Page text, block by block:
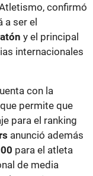
confirmó
a ser el
y el principal
internacionales
con la
permite que
para el ranking
anunció además
para el atleta
de media